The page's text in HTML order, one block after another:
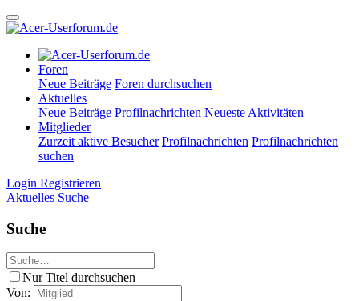
Foren
Neue Beiträge Foren durchsuchen
Aktuelles
Neue Beiträge Profilnachrichten Neueste Aktivitäten
Mitglieder
Zurzeit aktive Besucher Profilnachrichten Profilnachrichten
suchen
Login Registrieren
Aktuelles Suche
Suche
Nur Titel durchsuchen
Von: